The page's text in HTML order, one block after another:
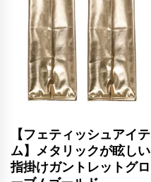
【フェティッシュアイテ
ム】メタリックが眩しい
指掛けガントレットグロ